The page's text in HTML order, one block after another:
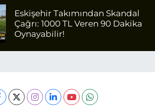
Eskişehir Takımından Skandal
Çağrı: 1000 TL Veren 90 Dakika
Oynayabilir!